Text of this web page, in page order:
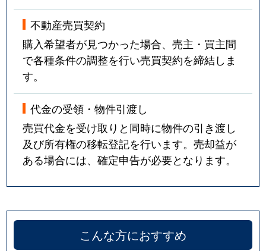
不動産売買契約
購入希望者が見つかった場合、売主・買主間
で各種条件の調整を行い売買契約を締結しま
す。
代金の受領・物件引渡し
売買代金を受け取りと同時に物件の引き渡し
及び所有権の移転登記を行います。売却益が
ある場合には、確定申告が必要となります。
こんな方におすすめ